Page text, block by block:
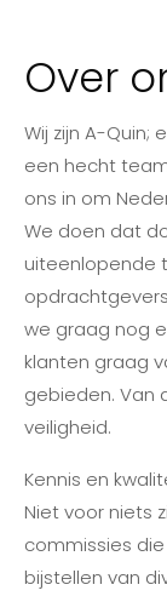
Over
Wij zijn A-
een hecht
ons in om
We doen dat
uiteenlopende
we graag nog
klanten graag
gebieden.
veiligheid.
Kennis en
Niet voor niets
commissies
bijstellen van